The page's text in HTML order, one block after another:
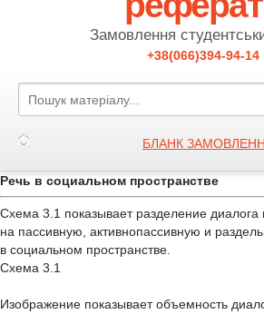
Замовлення
+38(066)394-94-14
БЛАНК
Речь в социальном пространстве
Схема 3.1 показывает разделение диалога
на пассивную, активнопассивную и
в социальном пространстве.
Схема 3.1
Изображение показывает объемность